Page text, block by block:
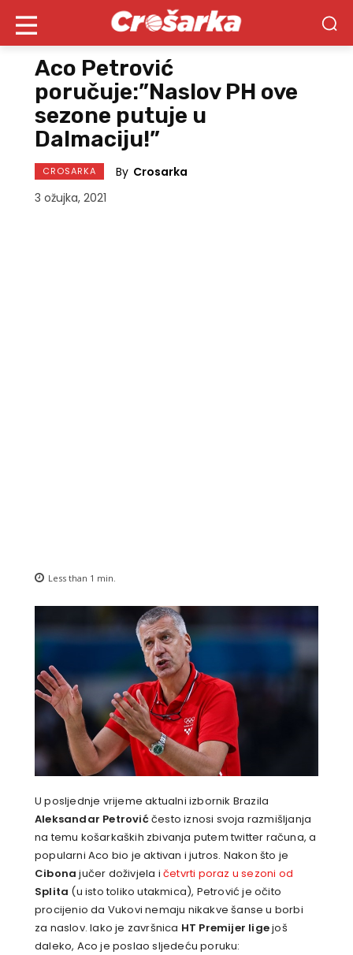
Aco Petrović
poručuje:”Naslov PH ove
sezone putuje u
Dalmaciju!”
CROSARKA By Crosarka
3 ožujka, 2021
Less than 1 min.
U posljednje vrijeme aktualni izbornik Brazila
Aleksandar Petrovićčesto iznosi svoja razmišljanja
na temu košarkaških zbivanja putem twitter računa, a
popularni Aco bio je aktivan i jutros. Nakon što je
Cibona jučer doživjela ičetvrti poraz u sezoni od
Splita (u isto toliko utakmica), Petrović je očito
procijenio da Vukovi nemaju nikakve šanse u borbi
za naslov. Iako je završnica HT Premijer ligejoš
daleko, Aco je poslao sljedeću poruku: